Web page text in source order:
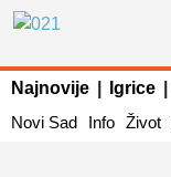
Najnovije Igrice
Novi Sad
Info Život